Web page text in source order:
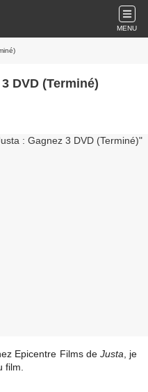
MENU
DVD (Terminé)
Epicentre Films de Justa , je
film.